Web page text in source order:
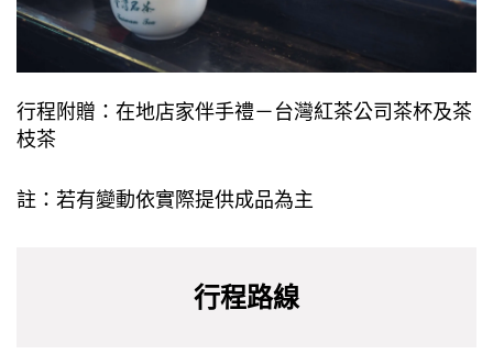
⾏程附贈：在地店家伴⼿禮－台灣紅茶公司茶杯及茶
枝茶
註：若有變動依實際提供成品為主
⾏程路線